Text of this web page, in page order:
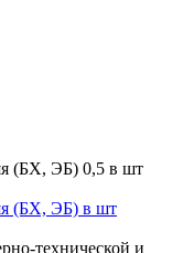
(БХ, ЭБ) 0,5 в шт
(БХ, ЭБ) в шт
технической и